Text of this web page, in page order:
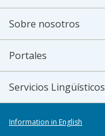
Sobre nosotros
Portales
Servicios Lingüísticos
Information in English